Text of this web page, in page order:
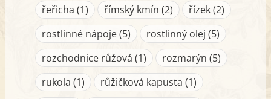
řeřicha (1)
římský kmín (2)
řízek (2)
rostlinné nápoje (5)
rostlinný olej (5)
rozchodnice růžová (1)
rozmarýn (5)
rukola (1)
růžičková kapusta (1)